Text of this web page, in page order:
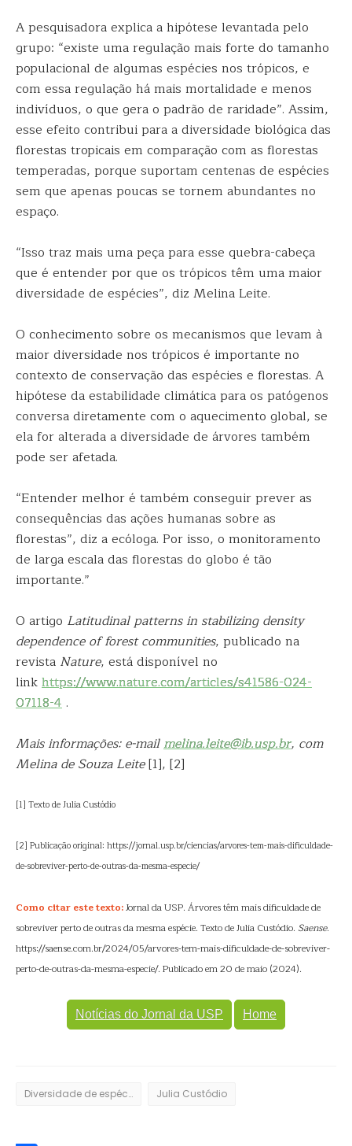
A pesquisadora explica a hipótese levantada pelo
grupo: “existe uma regulação mais forte do tamanho
populacional de algumas espécies nos trópicos, e
com essa regulação há mais mortalidade e menos
indivíduos, o que gera o padrão de raridade”. Assim,
esse efeito contribui para a diversidade biológica das
florestas tropicais em comparação com as florestas
temperadas, porque suportam centenas de espécies
sem que apenas poucas se tornem abundantes no
espaço.
“Isso traz mais uma peça para esse quebra-cabeça
que é entender por que os trópicos têm uma maior
diversidade de espécies”, diz Melina Leite.
O conhecimento sobre os mecanismos que levam à
maior diversidade nos trópicos é importante no
contexto de conservação das espécies e florestas. A
hipótese da estabilidade climática para os patógenos
conversa diretamente com o aquecimento global, se
ela for alterada a diversidade de árvores também
pode ser afetada.
“Entender melhor é também conseguir prever as
consequências das ações humanas sobre as
florestas”, diz a ecóloga. Por isso, o monitoramento
de larga escala das florestas do globo é tão
importante.”
O artigo Latitudinal patterns in stabilizing density
dependence of forest communities, publicado na
revista Nature, está disponível no
linkhttps://www.nature.com/articles/s41586-024-
07118-4 .
Mais informações: e-mailmelina.leite@ib.usp.br, com
Melina de Souza Leite[1], [2]
[1] Texto de Julia Custódio
[2] Publicação original: https://jornal.usp.br/ciencias/arvores-tem-mais-dificuldade-
de-sobreviver-perto-de-outras-da-mesma-especie/
Como citar este texto:Jornal da USP. Árvores têm mais dificuldade de
sobreviver perto de outras da mesma espécie. Texto de Julia Custódio. Saense.
https://saense.com.br/2024/05/arvores-tem-mais-dificuldade-de-sobreviver-
perto-de-outras-da-mesma-especie/. Publicado em 20 de maio (2024).
Notícias do Jornal da USP Home
Diversidade de espécies Julia Custódio